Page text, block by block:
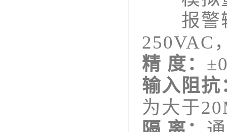
报警输
250VAC
精 度：
输入阻抗
为大于